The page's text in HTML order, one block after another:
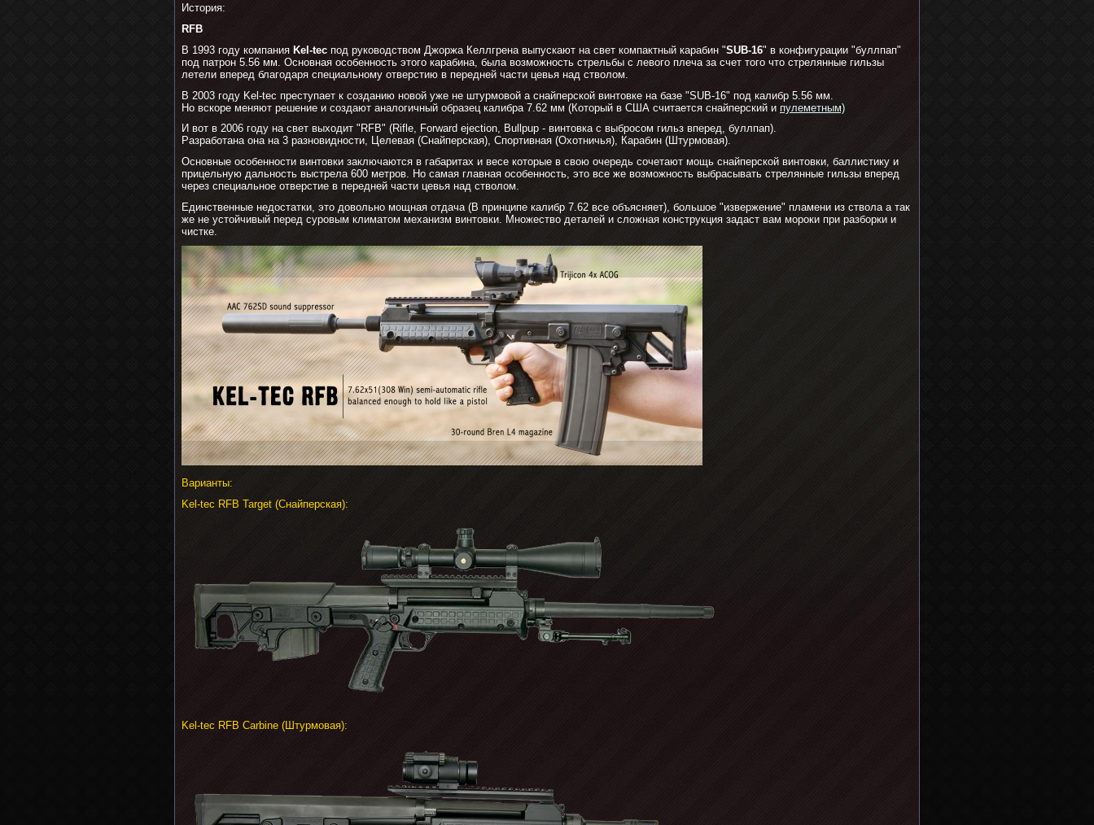
История:
RFB
В 1993 году компания Kel-tec под руководством Джоржа Келлгрена выпускают на свет компактный карабин "SUB-16" в конфигурации "буллпап"
под патрон 5.56 мм. Основная особенность этого карабина, была возможность стрельбы с левого плеча за счет того что стрелянные гильзы
летели вперед благодаря специальному отверстию в передней части цевья над стволом.
В 2003 году Kel-tec преступает к созданию новой уже не штурмовой а снайперской винтовке на базе "SUB-16" под калибр 5.56 мм.
Но вскоре меняют решение и создают аналогичный образец калибра 7.62 мм (Который в США считается снайперский и пулеметным)
И вот в 2006 году на свет выходит "RFB" (Rifle, Forward ejection, Bullpup - винтовка с выбросом гильз вперед, буллпап).
Разработана она на 3 разновидности, Целевая (Снайперская), Спортивная (Охотничья), Карабин (Штурмовая).
Основные особенности винтовки заключаются в габаритах и весе которые в свою очередь сочетают мощь снайперской винтовки, баллистику и
прицельную дальность выстрела 600 метров. Но самая главная особенность, это все же возможность выбрасывать стрелянные гильзы вперед
через специальное отверстие в передней части цевья над стволом.
Единственные недостатки, это довольно мощная отдача (В принципе калибр 7.62 все объясняет), большое "извержение" пламени из ствола а так
же не устойчивый перед суровым климатом механизм винтовки. Множество деталей и сложная конструкция задаст вам мороки при разборки и
чистке.
Варианты:
Kel-tec RFB Target (Снайперская):
Kel-tec RFB Carbine (Штурмовая):